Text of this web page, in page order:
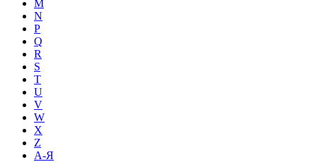
M
N
P
Q
R
S
T
U
V
W
X
Z
А-Я